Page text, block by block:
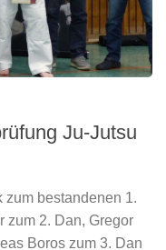
Ju-Jutsu
zum bestandenen 1.
zum 2. Dan, Gregor
Boros zum 3. Dan